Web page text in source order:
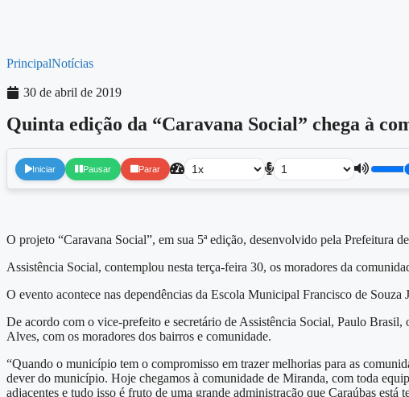
PrincipalNotícias
30 de abril de 2019
Quinta edição da “Caravana Social” chega à
Iniciar Pausar Parar
O projeto “Caravana Social”, em sua 5ª edição, desenvolvido pela Prefeitura
Assistência Social, contemplou nesta terça-feira 30, os moradores da
O evento acontece nas dependências da Escola Municipal Francisco de
De acordo com o vice-prefeito e secretário de Assistência Social, Paulo
Alves, com os moradores dos bairros e comunidade.
“Quando o município tem o compromisso em trazer melhorias para as
dever do município. Hoje chegamos à comunidade de Miranda, com toda
adjacentes e tudo isso é fruto de uma grande administração que Caraúbas está